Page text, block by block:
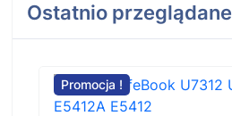
Ostatnio przeglądane
Promocja !